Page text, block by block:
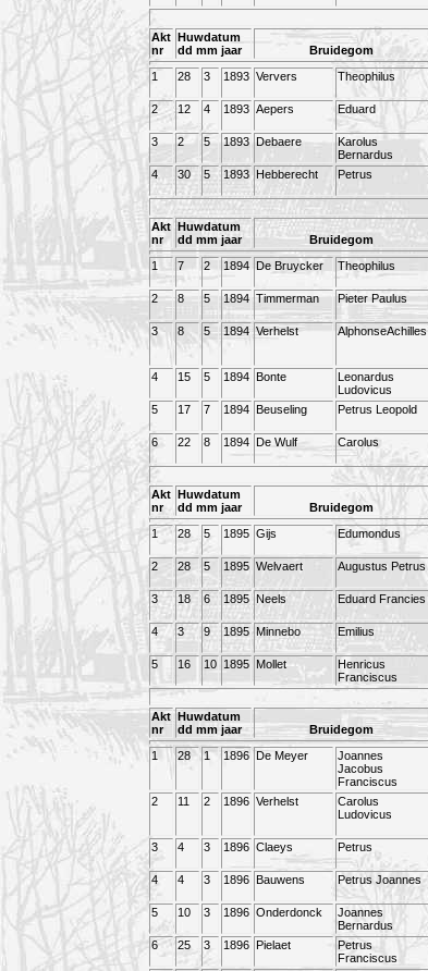
Akt
nr
Huwdatum
dd mm jaar
Bruidegom
1
28 3 1893 Ververs Theophilus
2
12 4 1893 Aepers Eduard
3
2 5 1893 Debaere
Karolus
Bernardus
4
30 5 1893 Hebberecht Petrus
Akt
nr
Huwdatum
dd mm jaar
Bruidegom
1
7 2 1894 De Bruycker Theophilus
2
8 5 1894 Timmerman Pieter Paulus
3
8 5 1894 Verhelst AlphonseAchilles
4 15 5 1894 Bonte
Leonardus
Ludovicus
5 17 7 1894 Beuseling Petrus Leopold
6
22 8 1894 De Wulf Carolus
Akt
nr
Huwdatum
dd mm jaar
Bruidegom
1
28 5 1895 Gijs Edumondus
2 28 5 1895 Welvaert Augustus Petrus
3
18 6 1895 Neels Eduard Francies
4
3 9 1895 Minnebo Emilius
5
16 10 1895 Mollet
Henricus
Franciscus
Akt
nr
Huwdatum
dd mm jaar
Bruidegom
1
28 1 1896 De Meyer
Joannes
Jacobus
Franciscus
2 11 2 1896 Verhelst
Carolus
Ludovicus
3 4 3 1896 Claeys Petrus
4
4 3 1896 Bauwens Petrus Joannes
5
10 3 1896 Onderdonck
Joannes
Bernardus
6
25 3 1896 Pielaet
Petrus
Franciscus